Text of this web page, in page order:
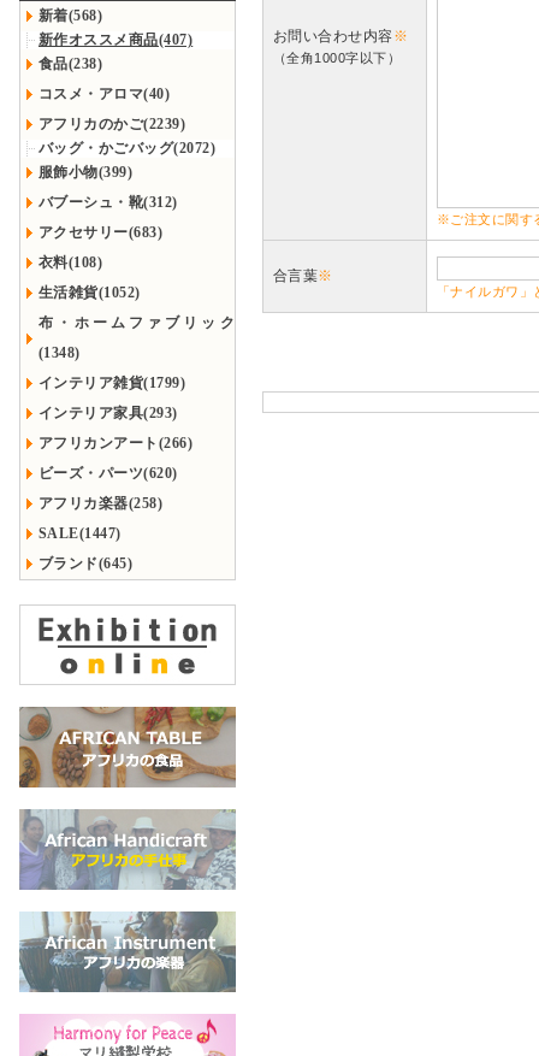
新着(568)
新作オススメ商品(407)
食品(238)
コスメ・アロマ(40)
アフリカのかご(2239)
バッグ・かごバッグ(2072)
服飾小物(399)
バブーシュ・靴(312)
アクセサリー(683)
衣料(108)
生活雑貨(1052)
布・ホームファブリック
(1348)
インテリア雑貨(1799)
インテリア家具(293)
アフリカンアート(266)
ビーズ・パーツ(620)
アフリカ楽器(258)
SALE(1447)
ブランド(645)
お問い合わせ内容※
（全角1000字以下）
※ご注文に関す
合言葉※
「ナイルガワ